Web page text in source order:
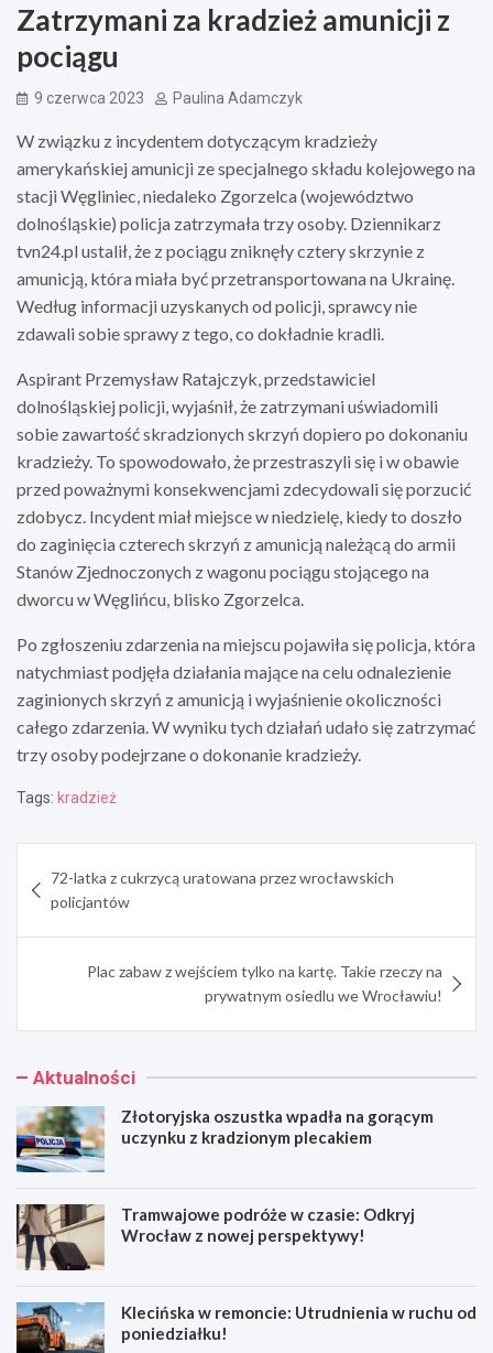
Zatrzymani za kradzież amunicji z
pociągu
9 czerwca 2023 Paulina Adamczyk
W związku z incydentem dotyczącym kradzieży
amerykańskiej amunicji ze specjalnego składu kolejowego na
stacji Węgliniec, niedaleko Zgorzelca (województwo
dolnośląskie) policja zatrzymała trzy osoby. Dziennikarz
tvn24.pl ustalił, że z pociągu zniknęły cztery skrzynie z
amunicją, która miała być przetransportowana na Ukrainę.
Według informacji uzyskanych od policji, sprawcy nie
zdawali sobie sprawy z tego, co dokładnie kradli.
Aspirant Przemysław Ratajczyk, przedstawiciel
dolnośląskiej policji, wyjaśnił, że zatrzymani uświadomili
sobie zawartość skradzionych skrzyń dopiero po dokonaniu
kradzieży. To spowodowało, że przestraszyli się i w obawie
przed poważnymi konsekwencjami zdecydowali się porzucić
zdobycz. Incydent miał miejsce w niedzielę, kiedy to doszło
do zaginięcia czterech skrzyń z amunicją należącą do armii
Stanów Zjednoczonych z wagonu pociągu stojącego na
dworcu w Węglińcu, blisko Zgorzelca.
Po zgłoszeniu zdarzenia na miejscu pojawiła się policja, która
natychmiast podjęła działania mające na celu odnalezienie
zaginionych skrzyń z amunicją i wyjaśnienie okoliczności
całego zdarzenia. W wyniku tych działań udało się zatrzymać
trzy osoby podejrzane o dokonanie kradzieży.
Tags: kradzież
wpisu
72-latka z cukrzycą uratowana przez wrocławskich
policjantów
Plac zabaw z wejściem tylko na kartę. Takie rzeczy na
prywatnym osiedlu we Wrocławiu!
Aktualności
Złotoryjska oszustka wpadła na gorącym
uczynku z kradzionym plecakiem
Tramwajowe podróże w czasie: Odkryj
Wrocław z nowej perspektywy!
Klecińska w remoncie: Utrudnienia w ruchu od
poniedziałku!